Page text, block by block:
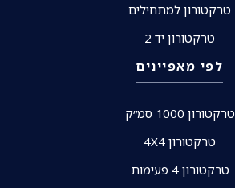
טרקטורון למתחילים
טרקטורון יד 2
לפי מאפיינים
טרקטורון 1000 סמ״ק
טרקטורון 4X4
טרקטורון 4 פעימות